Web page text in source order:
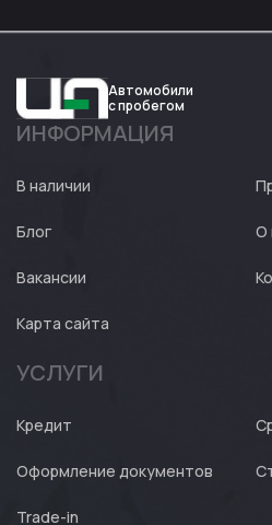
Авто
Автомобили
с пробегом
ИНФОРМАЦИЯ
В наличии
Блог О
Вакансии
Карта сайта
УСЛУГИ
Кредит
Оформление документов
Trade-in